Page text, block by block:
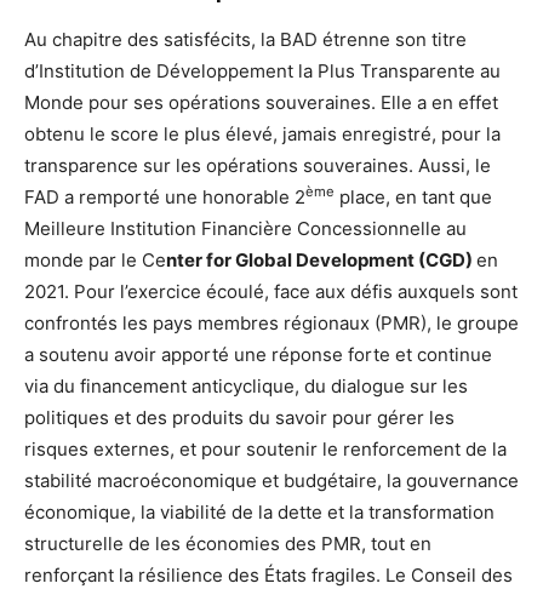
Au chapitre des satisfécits, la BAD étrenne son titre
d’Institution de Développement la Plus Transparente au
Monde pour ses opérations souveraines. Elle a en effet
obtenu le score le plus élevé, jamais enregistré, pour la
transparence sur les opérations souveraines. Aussi, le
FAD a remporté une honorable 2ème place, en tant que
Meilleure Institution Financière Concessionnelle au
monde par le Center for Global Development (CGD) en
2021. Pour l’exercice écoulé, face aux défis auxquels sont
confrontés les pays membres régionaux (PMR), le groupe
a soutenu avoir apporté une réponse forte et continue
via du financement anticyclique, du dialogue sur les
politiques et des produits du savoir pour gérer les
risques externes, et pour soutenir le renforcement de la
stabilité macroéconomique et budgétaire, la gouvernance
économique, la viabilité de la dette et la transformation
structurelle de les économies des PMR, tout en
renforçant la résilience des États fragiles. Le Conseil des